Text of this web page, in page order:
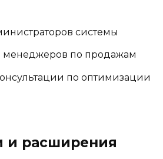
системы
менеджеров по продажам
по оптимизации
и расширения